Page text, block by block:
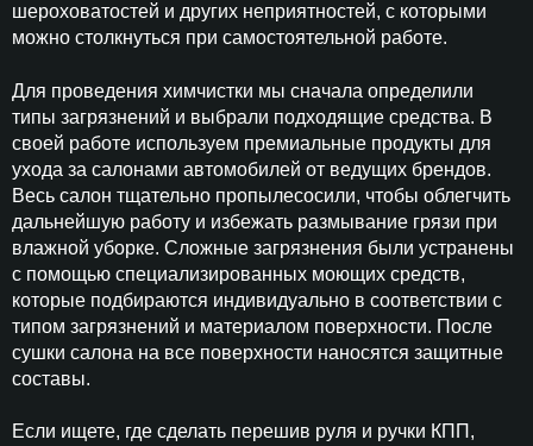
шероховатостей и других неприятностей, с которыми
можно столкнуться при самостоятельной работе.
Для проведения химчистки мы сначала определили
типы загрязнений и выбрали подходящие средства. В
своей работе используем премиальные продукты для
ухода за салонами автомобилей от ведущих брендов.
Весь салон тщательно пропылесосили, чтобы облегчить
дальнейшую работу и избежать размывание грязи при
влажной уборке. Сложные загрязнения были устранены
с помощью специализированных моющих средств,
которые подбираются индивидуально в соответствии с
типом загрязнений и материалом поверхности. После
сушки салона на все поверхности наносятся защитные
составы.
Если ищете, где сделать перешив руля и ручки КПП,